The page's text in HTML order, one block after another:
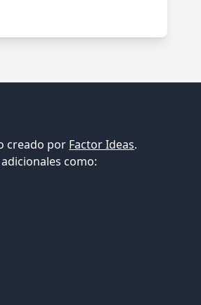
creado por Factor Ideas.
como: